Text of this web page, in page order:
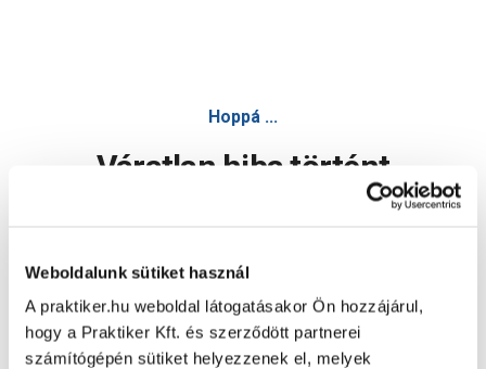
Weboldalunk sütiket használ
A praktiker.hu weboldal látogatásakor Ön hozzájárul,
hogy a Praktiker Kft. és szerződött partnerei
számítógépén sütiket helyezzenek el, melyek
Hoppá ...
Váratlan hiba történt
Oldal újratöltése